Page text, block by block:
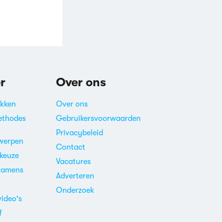
Over ons
Over ons
Gebruikersvoorwaarden
Privacybeleid
Contact
Vacatures
Adverteren
Onderzoek